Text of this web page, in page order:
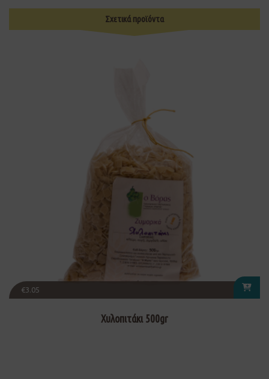
Σχετικά προϊόντα
€3.05
Χυλοπιτάκι 500gr